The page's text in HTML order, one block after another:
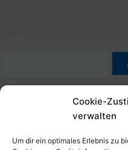
Cookie-
verwalten
Um dir ein optimales Erlebnis zu
*Werbehinweis für Links mit
"Amazon-Suche" und/oder
Link. Wenn Du auf der